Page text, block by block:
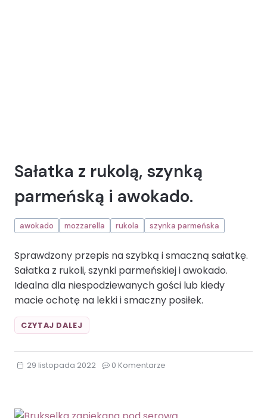
Sałatka z rukolą, szynką
parmeńską i awokado.
awokado mozzarella rukola szynka parmeńska
Sprawdzony przepis na szybką i smaczną sałatkę.
Sałatka z rukoli, szynki parmeńskiej i awokado.
Idealna dla niespodziewanych gości lub kiedy
macie ochotę na lekki i smaczny posiłek.
CZYTAJ DALEJSAŁATKA
Z
PARMEŃSKĄ
29 listopada 2022 0 Komentarze